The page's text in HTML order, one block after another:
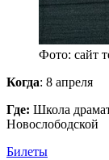
Фото: сайт
Когда: 8 апреля
Где: Школа
Новослободской
Билеты